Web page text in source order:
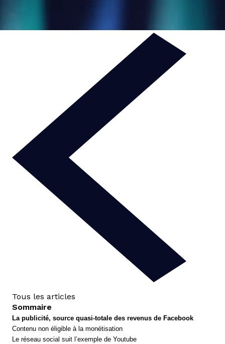
Tous les articles
Sommaire
La publicité, source quasi-totale des revenus de Facebook
Contenu non éligible à la monétisation
Le réseau social suit l’exemple de Youtube